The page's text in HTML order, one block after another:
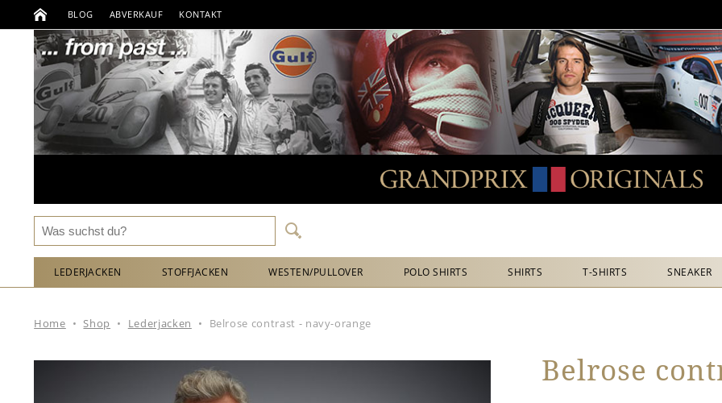
BLOG ABVERKAUF KONTAKT
LEDERJACKEN STOFFJACKEN WESTEN/PULLOVER POLO SHIRTS SHIRTS T-SHIRTS SNEAKER
Home • Shop • Lederjacken • Belrose contrast - navy-orange
Belrose